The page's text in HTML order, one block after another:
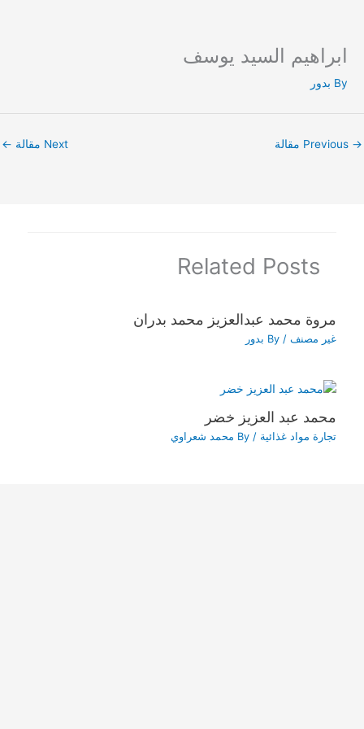
content
ابراهيم السيد يوسف
By بدور
→ Next مقالة ←
Related Posts
مروة محمد عبدالعزيز محمد بدران
غير مصنف / By بدور
محمد عبد العزيز خضر
تجارة مواد غذائية / By محمد شعراوي